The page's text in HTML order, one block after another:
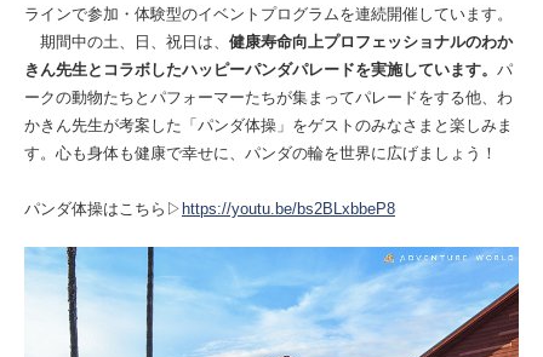
ラインで参加・体験型のイベントプログラムを連続開催しています。
期間中の土、日、祝日は、 健康寿命向上プロフェッショナルのわか
きん先生とコラボしたハッピーパンダパレードを実施しています。 パ
ークの動物たちとパフォーマーたちが集まってパレードをする他、わ
かきん先生が考案した「パンダ体操」をゲストのみなさまと楽しみま
す。心も身体も健康で幸せに、パンダの輪を世界に広げましょう！
パンダ体操はこちら▷ https://youtu.be/bs2BLxbbeP8